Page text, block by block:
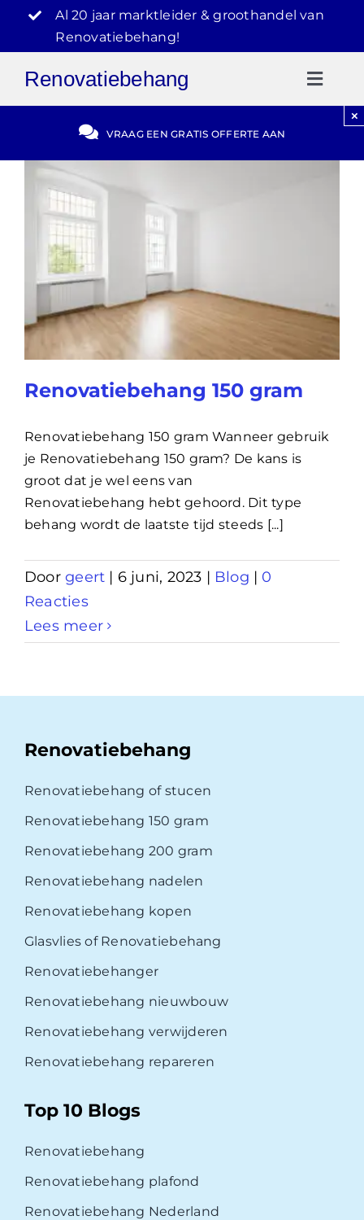
inhoud
Al 20 jaar marktleider & groothandel van
Renovatiebehang!
Renovatiebehang
Gratis Offerte
Video Reviews
030-2072303
VRAAG EEN GRATIS OFFERTE AAN
×
Renovatiebehang 150 gram
Renovatiebehang 150 gram Wanneer gebruik
je Renovatiebehang 150 gram? De kans is
groot dat je wel eens van
Renovatiebehang hebt gehoord. Dit type
behang wordt de laatste tijd steeds [...]
Doorgeert | 6 juni, 2023 | Blog | 0
Reacties
Lees meer
Renovatiebehang
Renovatiebehang of stucen
Renovatiebehang 150 gram
Renovatiebehang 200 gram
Renovatiebehang nadelen
Renovatiebehang kopen
Glasvlies of Renovatiebehang
Renovatiebehanger
Renovatiebehang nieuwbouw
Renovatiebehang verwijderen
Renovatiebehang repareren
Top 10 Blogs
Renovatiebehang
Renovatiebehang plafond
Renovatiebehang Nederland